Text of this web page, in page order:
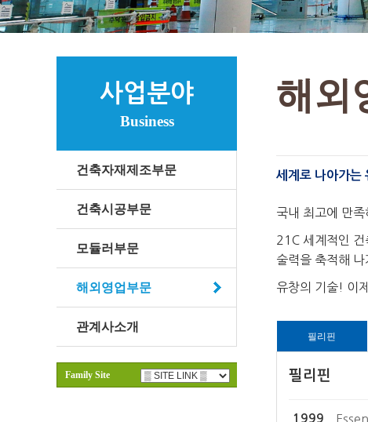
사업분야
Business
건축자재제조부문
건축시공부문
모듈러부문
해외영업부문
관계사소개
Family Site
해외
세계로 나아가는
국내 최고에 만
21C 세계적인 건
술력을 축적해
유창의 기술! 이
필리핀
필리핀
1999